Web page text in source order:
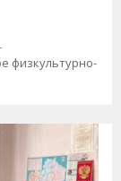
физкультурно-